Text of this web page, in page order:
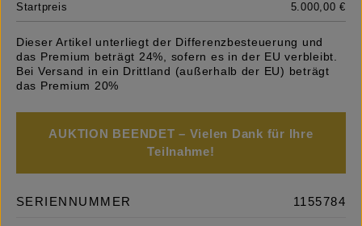
Startpreis
5.000,00 €
Dieser Artikel unterliegt der Differenzbesteuerung und
das Premium beträgt 24%, sofern es in der EU verbleibt.
Bei Versand in ein Drittland (außerhalb der EU) beträgt
das Premium 20%
AUKTION BEENDET – Vielen Dank für Ihre
Teilnahme!
SERIENNUMMER 1155784